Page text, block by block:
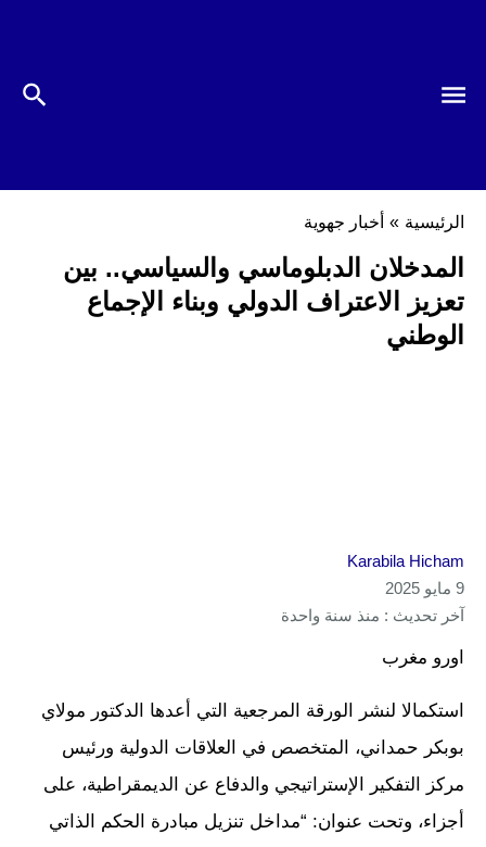
الرئيسية » أخبار جهوية
المدخلان الدبلوماسي والسياسي.. بين
تعزيز الاعتراف الدولي وبناء الإجماع
الوطني
Karabila Hicham
9 مايو 2025
آخر تحديث : منذ سنة واحدة
اورو مغرب
استكمالا لنشر الورقة المرجعية التي أعدها الدكتور مولاي
بوبكر حمداني، المتخصص في العلاقات الدولية ورئيس
مركز التفكير الإستراتيجي والدفاع عن الديمقراطية، على
أجزاء، وتحت عنوان: “مداخل تنزيل مبادرة الحكم الذاتي